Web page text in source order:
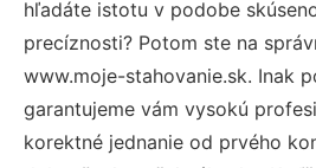
hľadáte istotu v podobe
precíznosti? Potom ste na
www.moje-stahovanie.sk. Inak
garantujeme vám vysokú
korektné jednanie od prvého